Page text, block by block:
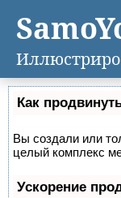
Как
Вы создали или
целый комплекс
Ускорение